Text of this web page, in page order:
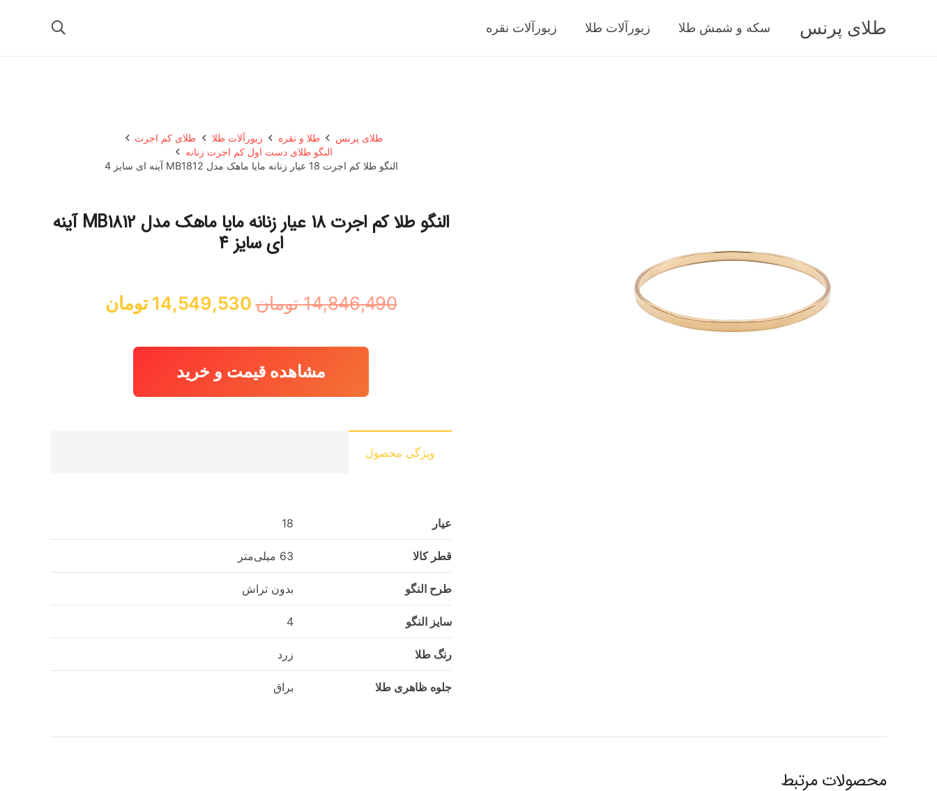
طلای پرنس سکه و شمش طلا زیورآلات طلا زیورآلات نقره
طلای پرنس طلا و نقره زیورآلات طلا
طلای کم اجرت
النگو طلای دست اول کم اجرت زنانه
النگو طلا کم اجرت 18 عیار زنانه مایا ماهک مدل MB1812 آینه ای سایز 4
النگو طلا کم اجرت 18 عیار زنانه مایا ماهک مدل MB1812 آینه
ای سایز 4
14,846,490 تومان قیمت
14,846,490 تومان
14,549,530 تومان
مشاهده قیمت و خرید
ویژگی محصول
عیار 18
قطر کالا 63 میلی‌متر
طرح النگو بدون تراش
سایز النگو 4
رنگ طلا زرد
جلوه ظاهری طلا براق
محصولات مرتبط